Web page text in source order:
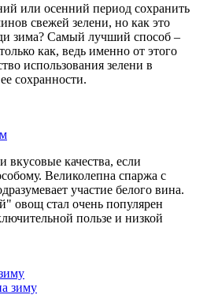
или осенний период сохранить
свежей зелени, но как это
зима? Самый лучший способ –
как, ведь именно от этого
использования зелени в
сохранности.
вкусовые качества, если
Великолепна спаржа с
участие белого вина.
овощ стал очень популярен
пользе и низкой